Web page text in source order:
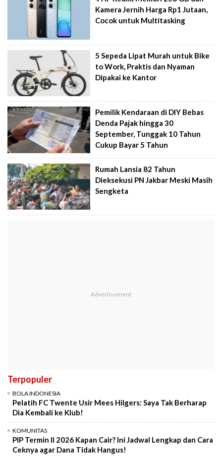
Kamera Jernih Harga Rp1 Jutaan,
Cocok untuk Multitasking
5 Sepeda Lipat Murah untuk Bike
to Work, Praktis dan Nyaman
Dipakai ke Kantor
Pemilik Kendaraan di DIY Bebas
Denda Pajak hingga 30
September, Tunggak 10 Tahun
Cukup Bayar 5 Tahun
Rumah Lansia 82 Tahun
Dieksekusi PN Jakbar Meski Masih
Sengketa
Terpopuler
BOLA INDONESIA
Pelatih FC Twente Usir Mees Hilgers: Saya Tak Berharap
Dia Kembali ke Klub!
KOMUNITAS
PIP Termin II 2026 Kapan Cair? Ini Jadwal Lengkap dan Cara
Ceknya agar Dana Tidak Hangus!